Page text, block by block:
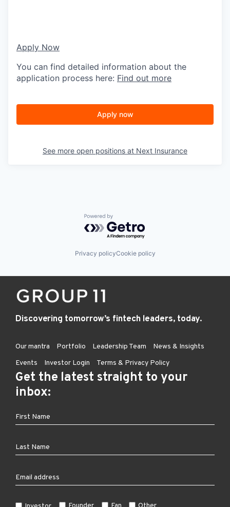
Apply Now
You can find detailed information about the
application process here: Find out more
Apply now
See more open positions at Next Insurance
Powered by Getro.com
Privacy policyCookie policy
Discovering tomorrow’s fintech leaders, today.
Our mantra Portfolio Leadership Team
News & Insights
Events
Investor Login Terms & Privacy Policy
Get the latest straight to your
inbox: